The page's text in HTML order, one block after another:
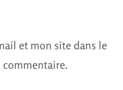
et mon site dans le